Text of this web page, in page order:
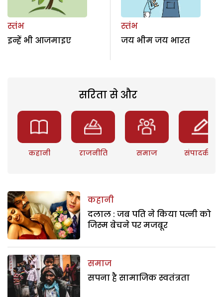
स्तंभ
इन्हें भी आजमाइए
स्तंभ
जय भीम जय भारत
सरिता से और
कहानी राजनीति समाज संपादकीय
कहानी
दलाल : जब पति ने किया पत्नी को
जिस्म बेचने पर मजबूर
समाज
सपना है सामाजिक स्वतंत्रता